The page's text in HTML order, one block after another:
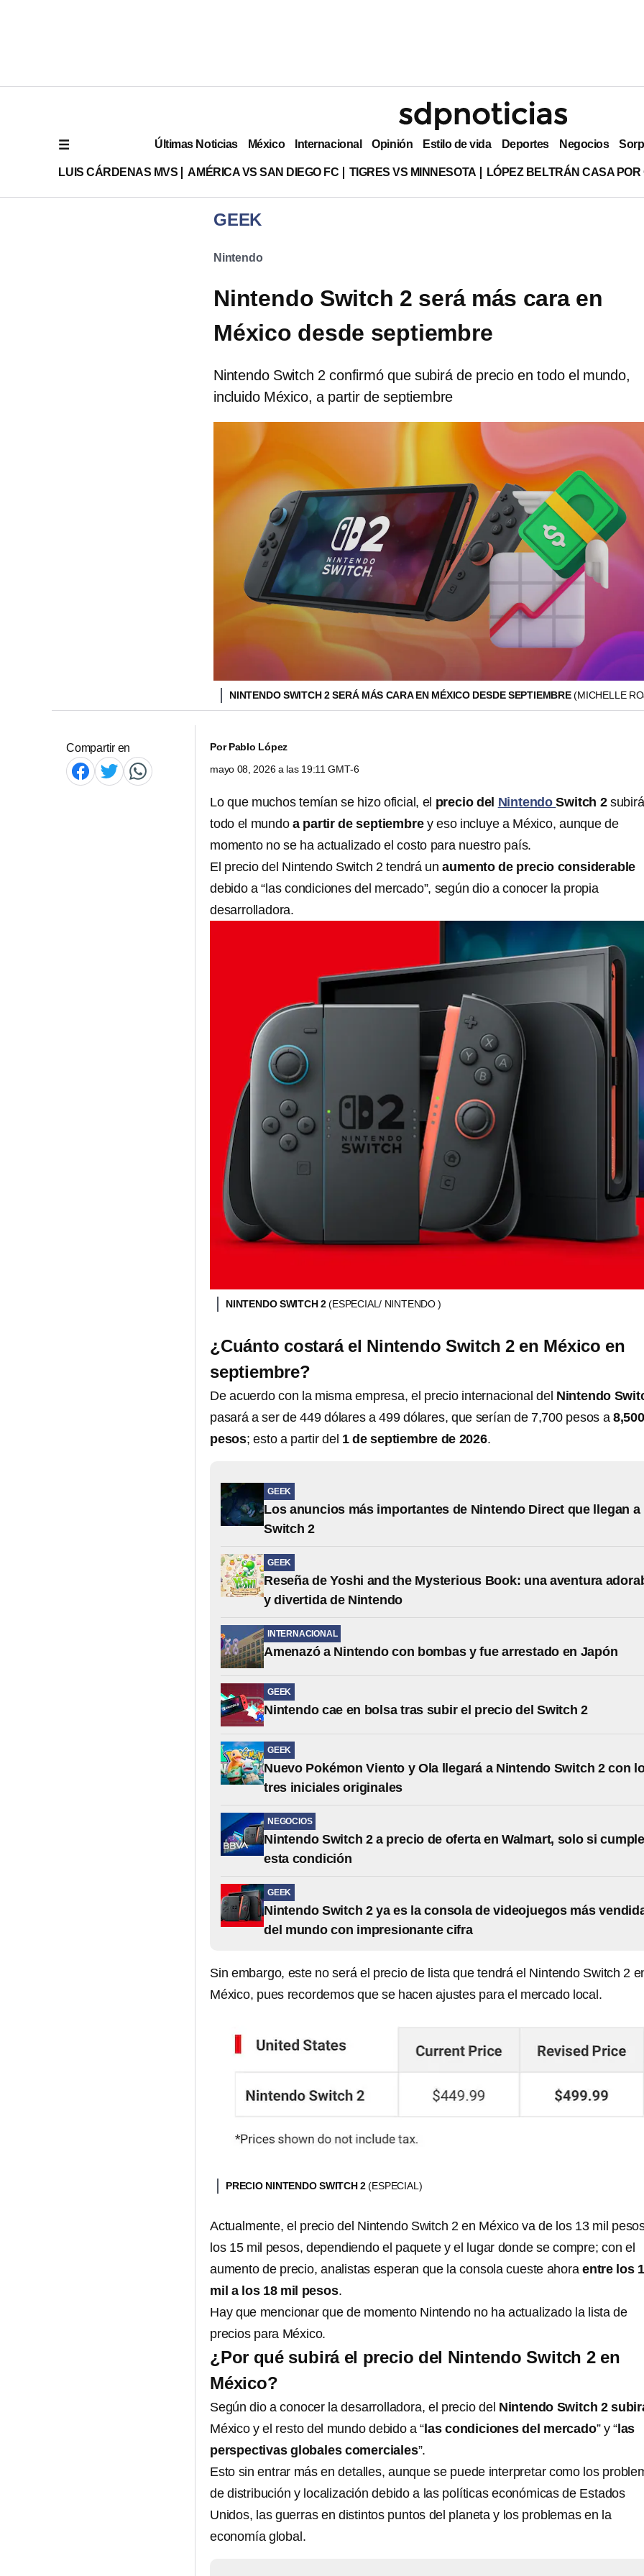
Últimas Noticias México Internacional Opinión Estilo de vida Deportes Negocios
LUIS CÁRDENAS MVS AMÉRICA VS SAN DIEGO FC TIGRES VS MINNESOTA LÓPEZ BELTRÁN CASA POR
GEEK
Nintendo
Nintendo Switch 2 será más cara en
México desde septiembre
Nintendo Switch 2 confirmó que subirá de precio en todo el mundo,
incluido México, a partir de septiembre
NINTENDO SWITCH 2 SERÁ MÁS CARA EN MÉXICO DESDE SEPTIEMBRE(MICHELLE
Compartir en PorPablo López
mayo 08, 2026 a las 19:11 GMT-6
Lo que muchos temían se hizo oficial, el precio del NintendoSwitch 2
todo el mundoa partir de septiembrey eso incluye a México, aunque de
momento no se ha actualizado el costo para nuestro país.
El precio del Nintendo Switch 2 tendrá unaumento de precio considerable
debido a “las condiciones del mercado”, según dio a conocer la propia
desarrolladora.
NINTENDO SWITCH 2(ESPECIAL/ NINTENDO )
¿Cuánto costará el Nintendo Switch 2 en México en
septiembre?
De acuerdo con la misma empresa, el precio internacional del Nintendo
pasará a ser de 449 dólares a 499 dólares, que serían de 7,700 pesos a 8,500
pesos; esto a partir del 1 de septiembre de 2026.
GEEK
Los anuncios más importantes de Nintendo Direct que llegan a
Switch 2
GEEK
Reseña de Yoshi and the Mysterious Book: una aventura
y divertida de Nintendo
INTERNACIONAL
Amenazó a Nintendo con bombas y fue arrestado en Japón
GEEK
Nintendo cae en bolsa tras subir el precio del Switch 2
GEEK
Nuevo Pokémon Viento y Ola llegará a Nintendo Switch 2 con
tres iniciales originales
NEGOCIOS
Nintendo Switch 2 a precio de oferta en Walmart, solo si
esta condición
GEEK
Nintendo Switch 2 ya es la consola de videojuegos más
del mundo con impresionante cifra
Sin embargo, este no será el precio de lista que tendrá el Nintendo Switch 2
México, pues recordemos que se hacen ajustes para el mercado local.
PRECIO NINTENDO SWITCH 2(ESPECIAL)
Actualmente, el precio del Nintendo Switch 2 en México va de los 13 mil
los 15 mil pesos, dependiendo el paquete y el lugar donde se compre; con el
aumento de precio, analistas esperan que la consola cueste ahoraentre los
mil a los 18 mil pesos.
Hay que mencionar que de momento Nintendo no ha actualizado la lista de
precios para México.
¿Por qué subirá el precio del Nintendo Switch 2 en
México?
Según dio a conocer la desarrolladora, el precio del Nintendo Switch 2
México y el resto del mundo debido a “las condiciones del mercado” y “las
perspectivas globales comerciales”.
Esto sin entrar más en detalles, aunque se puede interpretar como los
de distribución y localización debido a las políticas económicas de Estados
Unidos, las guerras en distintos puntos del planeta y los problemas en la
economía global.